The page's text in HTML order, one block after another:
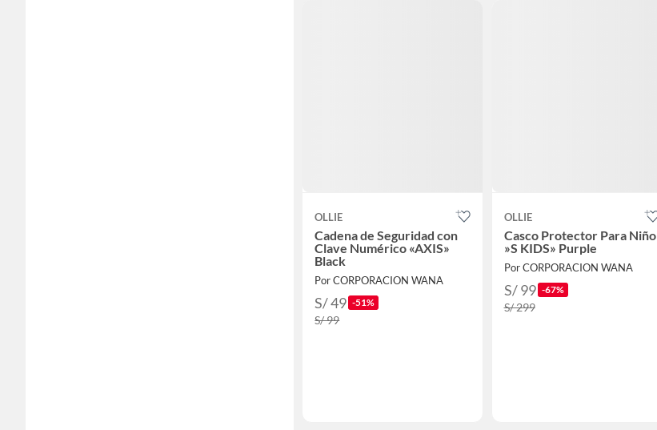
OLLIE
Cadena de Seguridad con
Clave Numérico «AXIS»
Black
Por CORPORACION WANA
S/ 49 -51%
S/ 99
OLLIE
Casco Protector Para Niño
»S KIDS» Purple
Por CORPORACION WANA
S/ 99 -67%
S/ 299